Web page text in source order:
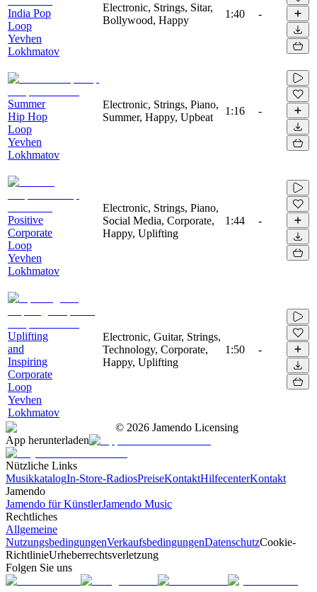
India Pop
Loop
Yevhen
Lokhmatov
Electronic, Strings, Sitar,
Bollywood, Happy
1:40 -
Summer
Hip Hop
Loop
Yevhen
Lokhmatov
Electronic, Strings, Piano,
Summer, Happy, Upbeat
1:16 -
Positive
Corporate
Loop
Yevhen
Lokhmatov
Electronic, Strings, Piano,
Social Media, Corporate,
Happy, Uplifting
1:44 -
Uplifting
and
Inspiring
Corporate
Loop
Yevhen
Lokhmatov
Electronic, Guitar, Strings,
Technology, Corporate,
Happy, Uplifting
1:50 -
© 2026 Jamendo Licensing
App herunterladen
Nützliche Links
MusikkatalogIn-Store-RadiosPreiseKontaktHilfecenterKontakt
Jamendo
Jamendo für KünstlerJamendo Music
Rechtliches
Allgemeine
NutzungsbedingungenVerkaufsbedingungenDatenschutzCookie-
RichtlinieUrheberrechtsverletzung
Folgen Sie uns